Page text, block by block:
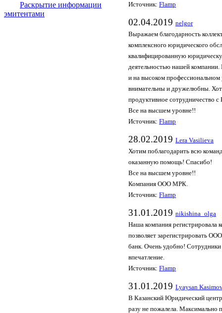
Раскрытие информации
эмитентами
Источник: Flamp
02.04.2019 nelgor
Выражаем благодарность
комплексного юридического
квалифицированную
деятельностью нашей компании.
и на высоком
внимательны и дружелюбны.
продуктивное сотрудничество
Все на высшем уровне!!
Источник: Flamp
28.02.2019 Lera Vasilieva
Хотим поблагодарить всю
оказанную помощь! Спасибо!
Все на высшем уровне!!
Компания ООО МРК.
Источник: Flamp
31.01.2019 nikishina_olga
Наша компания регистрировала
позволяет зарегистрировать
банк. Очень удобно! Сотрудники
впечатление.
Источник: Flamp
31.01.2019 Lyaysan
В Казанский Юридический
разу не пожалела. Максимально